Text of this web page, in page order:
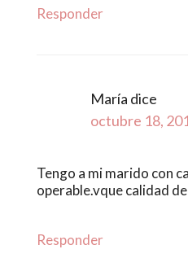
Responder
María dice
octubre 18,
Tengo a mi marido con
operable.vque calidad
Responder